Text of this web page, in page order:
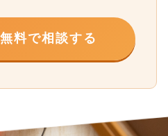
料で相談する